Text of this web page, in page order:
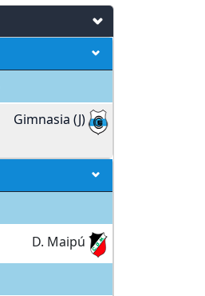
Gimnasia (J)
D. Maipú